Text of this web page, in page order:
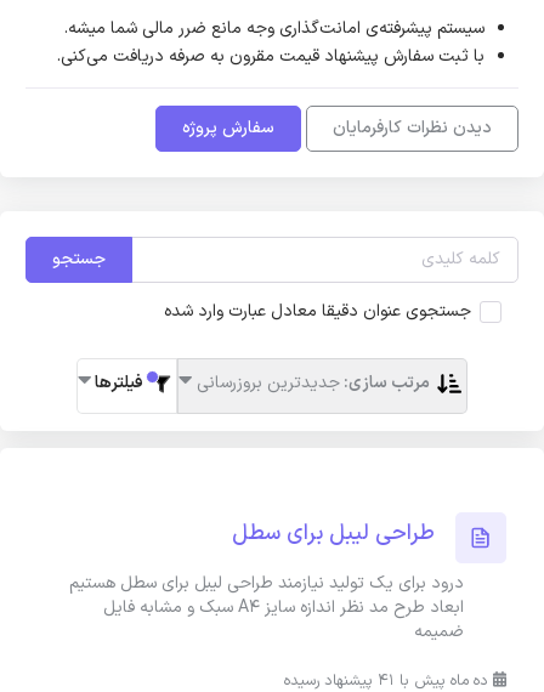
سیستم پیشرفته‌ی امانت‌گذاری وجه مانع ضرر مالی شما میشه.
با ثبت سفارش پیشنهاد قیمت مقرون به صرفه دریافت می‌کنی.
دیدن نظرات کارفرمایان سفارش پروژه
جستجو
جستجوی عنوان دقیقا معادل عبارت وارد شده
مرتب سازی:جدیدترین بروزرسانی فیلترها
طراحی لیبل برای سطل
درود برای یک تولید نیازمند طراحی لیبل برای سطل هستیم
ابعاد طرح مد نظر اندازه سایز A4 سبک و مشابه فایل
ضمیمه
ده ماه پیش با 41 پیشنهاد رسیده